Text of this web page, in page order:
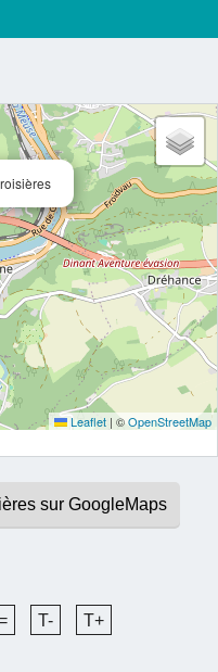
Leaflet | ©OpenStreetMap
sur GoogleMaps
T- T+